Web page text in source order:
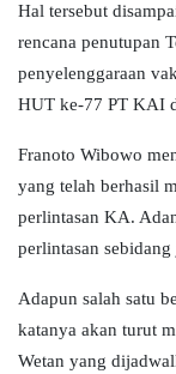
Hal tersebut
rencana penutupan
penyelenggaraan
HUT ke-77 PT KAI
Franoto Wibowo
yang telah berhasil
perlintasan KA.
perlintasan
Adapun salah satu
katanya akan turut
Wetan yang